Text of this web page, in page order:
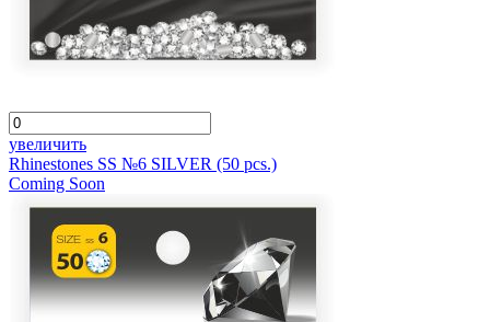
увеличить
Rhinestones SS №6 SILVER (50 pcs.)
Coming Soon